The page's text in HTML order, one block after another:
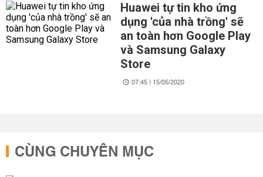
Huawei tự tin kho ứng
dụng 'của nhà trồng' sẽ
an toàn hơn Google Play
và Samsung Galaxy
Store
07:45 | 15/05/2020
CÙNG CHUYÊN MỤC